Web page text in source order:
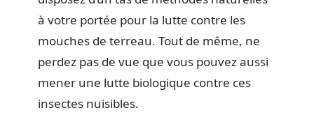
à votre portée pour la lutte contre les
mouches de terreau. Tout de même, ne
perdez pas de vue que vous pouvez aussi
mener une lutte biologique contre ces
insectes nuisibles.